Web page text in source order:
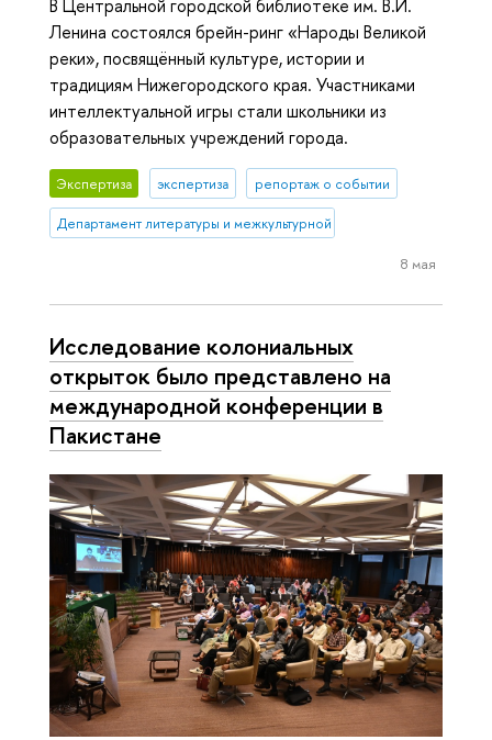
В Центральной городской библиотеке им. В.И.
Ленина состоялся брейн-ринг «Народы Великой
реки», посвящённый культуре, истории и
традициям Нижегородского края. Участниками
интеллектуальной игры стали школьники из
образовательных учреждений города.
Экспертиза экспертиза репортаж о событии
Департамент литературы и межкультурной коммуникации
8 мая
Исследование колониальных
открыток было представлено на
международной конференции в
Пакистане